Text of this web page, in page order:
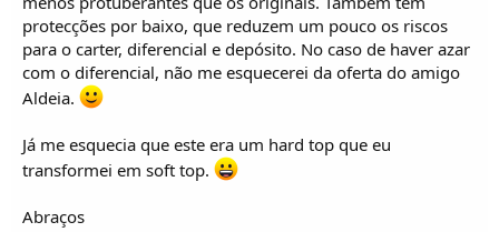
protecções por baixo, que reduzem um pouco os riscos
para o carter, diferencial e depósito. No caso de haver azar
com o diferencial, não me esquecerei da oferta do amigo
Aldeia.
Já me esquecia que este era um hard top que eu
transformei em soft top.
Abraços